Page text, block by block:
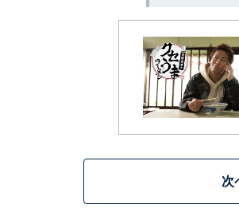
次